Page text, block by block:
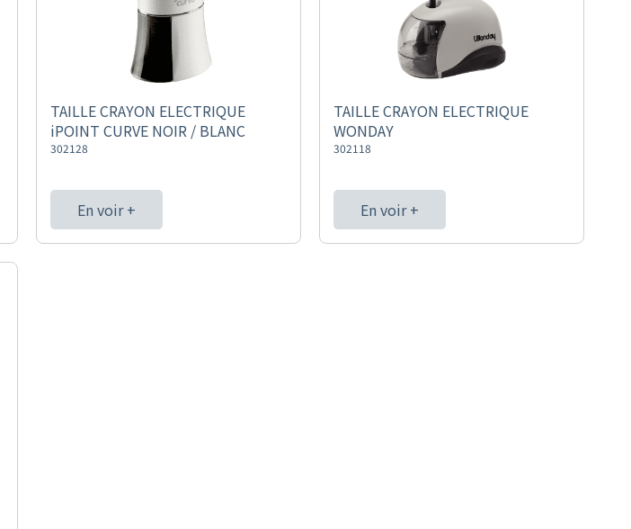
TAILLE CRAYON ELECTRIQUE
iPOINT CURVE NOIR / BLANC
302128
En voir +
TAILLE CRAYON ELECTRIQUE
WONDAY
302118
En voir +